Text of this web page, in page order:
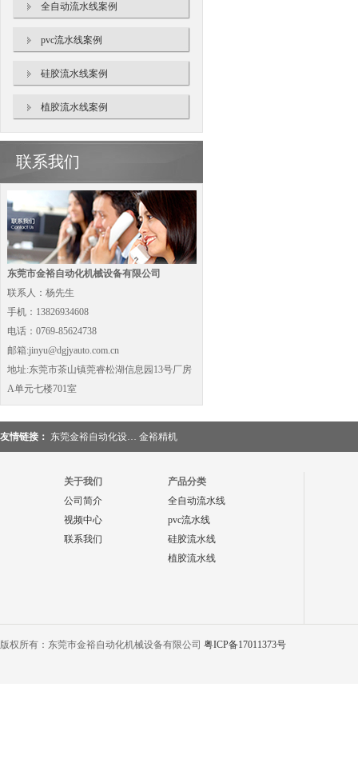
全自动流水线案例
pvc流水线案例
硅胶流水线案例
植胶流水线案例
联系我们
东莞市金裕自动化机械设备有限公司
联系人：杨先生
手机：13826934608
电话：0769-85624738
邮箱:jinyu@dgjyauto.com.cn
地址:东莞市茶山镇莞睿松湖信息园13号厂房
A单元七楼701室
友情链接： 东莞金裕自动化设… 金裕精机
关于我们
公司简介
视频中心
联系我们
产品分类
全自动流水线
pvc流水线
硅胶流水线
植胶流水线
版权所有：东莞巿金裕自动化机械设备有限公司 粤ICP备17011373号